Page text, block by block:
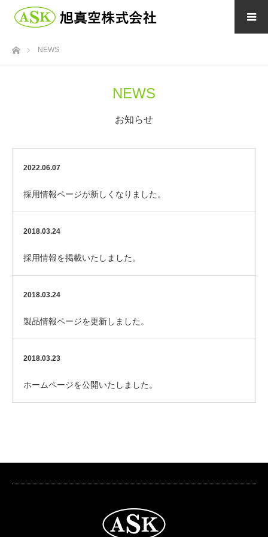
ホームNEWS
NEWS
お知らせ
2022.06.07
採用情報ページが新しくなりました。
2018.03.24
採用情報を掲載いたしました。
2018.03.24
製品情報ページを更新しました。
2018.03.23
ホームページを公開いたしました。